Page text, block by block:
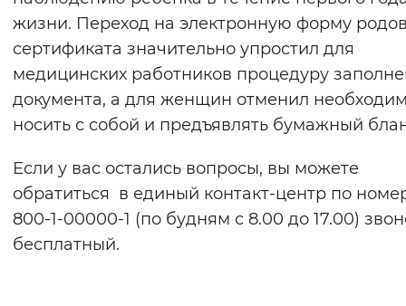
жизни. Переход на электронную форму
сертификата значительно упростил для
медицинских работников процедуру
документа, а для женщин отменил
носить с собой и предъявлять бумажный
Если у вас остались вопросы, вы можете
обратиться в единый контакт-центр по
800-1-00000-1 (по будням с 8.00 до 17.00)
бесплатный.